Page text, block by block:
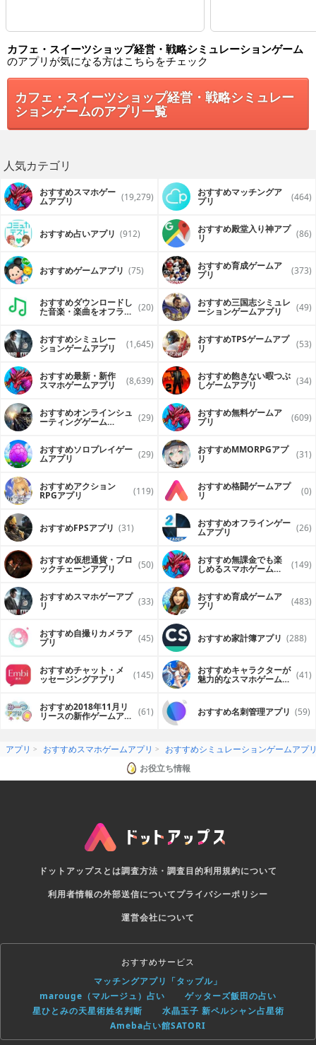
カフェ・スイーツショップ経営・戦略シミュレーションゲーム
のアプリが気になる方はこちらをチェック
カフェ・スイーツショップ経営・戦略シミュレー
ションゲームのアプリ一覧
人気カテゴリ
おすすめスマホゲー
ムアプリ (19,279) おすすめマッチングア
プリ (464)
おすすめ占いアプリ (912) おすすめ殿堂入り神アプ
リ (86)
おすすめゲームアプリ (75) おすすめ育成ゲームア
プリ (373)
おすすめダウンロードし
た音楽・楽曲をオフライ (20) おすすめ三国志シミュレ
ーションゲームアプリ (49)
おすすめシミュレー
ションゲームアプリ (1,645) おすすめTPSゲームアプ
リ (53)
おすすめ最新・新作
スマホゲームアプリ (8,639) おすすめ飽きない暇つぶ
しゲームアプリ (34)
おすすめオンラインシュ
ーティングゲーム (29) おすすめ無料ゲームア
プリ (609)
おすすめソロプレイゲー
ムアプリ (29) おすすめ MMORPGアプ
リ (31)
おすすめアクション
RPGアプリ (119) おすすめ格闘ゲームアプ
リ (0)
おすすめFPSアプリ (31) おすすめオフラインゲー
ムアプリ (26)
おすすめ仮想通貨・ブロ
ックチェーンアプリ (50) おすすめ無課金でも楽
しめるスマホゲームア (149)
おすすめスマホゲーアプ
リ (33) おすすめ育成ゲームア
プリ (483)
おすすめ自撮りカメラア
プリ (45) おすすめ家計簿アプリ (288)
おすすめチャット・メ
ッセージングアプリ (145) おすすめキャラクターが
魅力的なスマホゲームア (41)
おすすめ2018年11月リ
リースの新作ゲームアプ (61) おすすめ名刺管理アプリ (59)
アプリ おすすめスマホゲームアプリ
おすすめシミュレーションゲームアプ
お役立ち情報
ドットアップスとは調査方法・調査目的利用規約について
利用者情報の外部送信についてプライバシーポリシー
運営会社について
おすすめサービス
マッチングアプリ「タップル」
marouge（マルージュ）占い
ゲッターズ飯田の占い
星ひとみの天星術姓名判断
水晶玉子 新ペルシャン占星術
Ameba占い館SATORI